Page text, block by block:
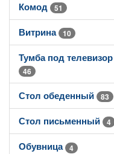
Комод 51
Витрина 10
Тумба под телевизор
46
Стол обеденный 83
Стол письменный 4
Обувница 4